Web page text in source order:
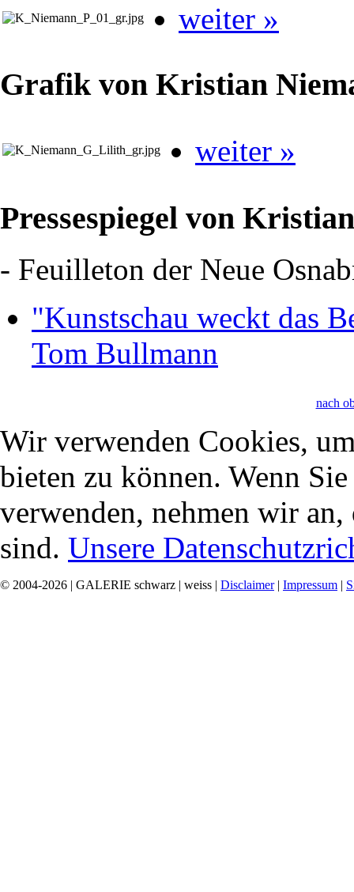
weiter »
Grafik von Kristian
weiter »
Pressespiegel von
- Feuilleton der Neue
"Kunstschau weckt das
Tom Bullmann
nach
Wir verwenden Cookies,
bieten zu können. Wenn
verwenden, nehmen wir
sind. Unsere
© 2004-2026 | GALERIE schwarz | weiss | Disclaimer| Impressum |